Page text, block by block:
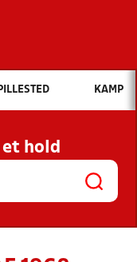
vil du søge efter?
OG NYHEDER
OG
KAMP
hold